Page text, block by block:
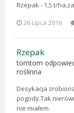
Rzepak - 1,5 t/
26 Lipca 2016
Rzepak
tomtom
roślinna
Desykacja
pogody.Tak
nie miałem.